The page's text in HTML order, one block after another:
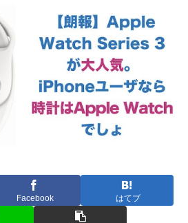
Facebook はてブ